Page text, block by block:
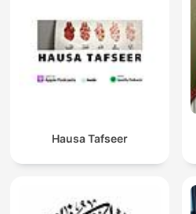
Hausa Tafseer